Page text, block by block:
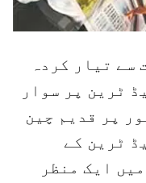
سے تیار کردہ
ٹرین پر سوار
پر قدیم چین
ٹرین کے
ایک منظر